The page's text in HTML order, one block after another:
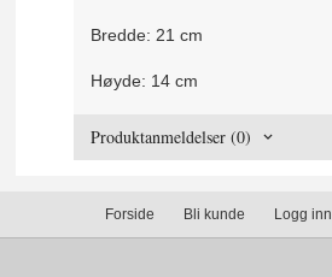
Bredde: 21 cm
Høyde: 14 cm
Produktanmeldelser (0)
Forside Bli kunde Logg inn